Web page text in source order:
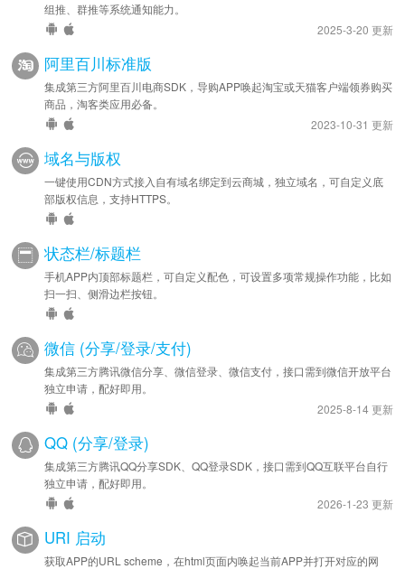
组推、群推等系统通知能力。
2025-3-20 更新
阿里百川标准版
集成第三方阿里百川电商SDK，导购APP唤起淘宝或天猫客户端领券购买
商品，淘客类应用必备。
2023-10-31 更新
域名与版权
一键使用CDN方式接入自有域名绑定到云商城，独立域名，可自定义底
部版权信息，支持HTTPS。
状态栏/标题栏
手机APP内顶部标题栏，可自定义配色，可设置多项常规操作功能，比如
扫一扫、侧滑边栏按钮。
微信 (分享/登录/支付)
集成第三方腾讯微信分享、微信登录、微信支付，接口需到微信开放平台
独立申请，配好即用。
2025-8-14 更新
QQ (分享/登录)
集成第三方腾讯QQ分享SDK、QQ登录SDK，接口需到QQ互联平台自行
独立申请，配好即用。
2026-1-23 更新
URI 启动
获取APP的URL scheme，在html页面内唤起当前APP并打开对应的网